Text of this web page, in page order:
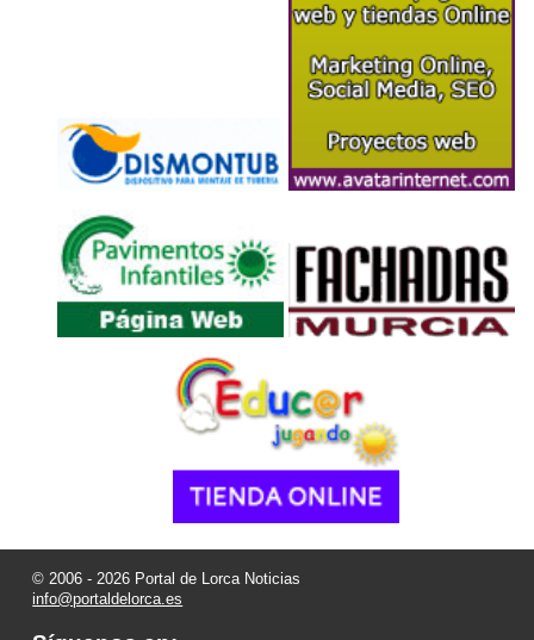
© 2006 - 2026 Portal de Lorca Noticias
info@portaldelorca.es